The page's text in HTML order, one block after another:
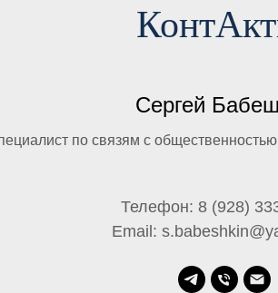
Сергей
по связям с
Телефон: 8 (928)
Email: